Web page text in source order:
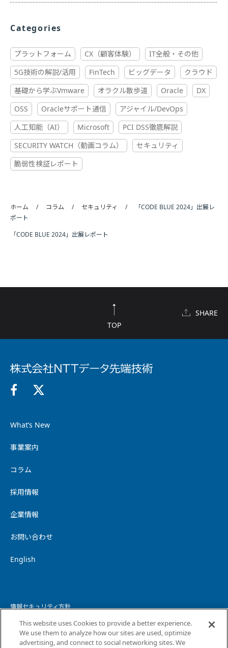
Categories
プラットフォーム CX（顧客体験）
IT全般・その他
5G技術の解説/活用
FinTech ビッグデータ
クラウド
基礎から学ぶVmware
オラクル散歩道 Oracle
DX
OSS
Oracleサポート通信
アジャイル/DevOps
人工知能（AI）
Microsoft
PCI DSS徹底解説
SECURITY WATCH（動画コラム）
セキュリティ
脆弱性検証レポート
ホーム コラム セキュリティ
「CODE BLUE 2024」出展レ
ポート
「CODE BLUE 2024」出展レポート
TOP
SHARE
What’s New
事業案内
コラム
採用情報
企業情報
お問い合わせ
English
情報セキュリティ方針
個人情報保護方針
個人情報の取り扱いについて
This website uses Cookies to provide a better experience.
We use them to analyze how our sites are used, optimize
advertising, and connect to social networking sites. We